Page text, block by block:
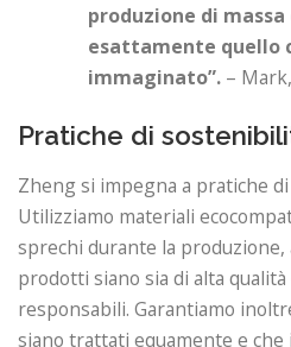
produzione di
esattamente quello
immaginato”. –
Pratiche di
Zheng si impegna a pratiche
Utilizziamo materiali
sprechi durante la
prodotti siano sia di alta
responsabili. Garantiamo
siano trattati equamente e